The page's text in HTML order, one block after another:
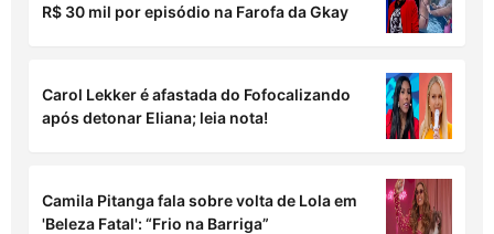
R$ 30 mil por episódio na Farofa da Gkay
Carol Lekker é afastada do Fofocalizando
após detonar Eliana; leia nota!
Camila Pitanga fala sobre volta de Lola em
'Beleza Fatal': “Frio na Barriga”